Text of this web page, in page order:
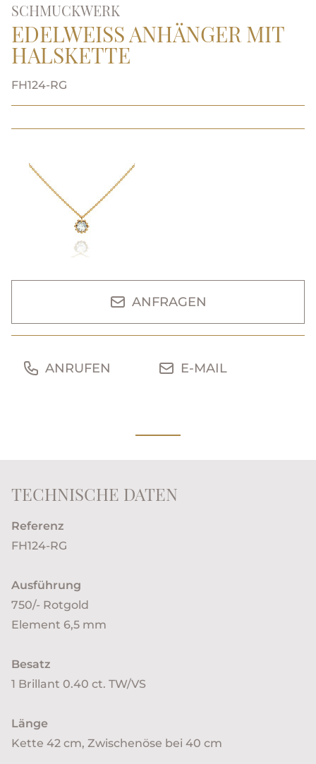
SCHMUCKWERK
EDELWEISS ANHÄNGER MIT H
ALSKETTE
FH124-RG
ANFRAGEN
ANRUFEN E-MAIL
TECHNISCHE DATEN
Referenz
FH124-RG
Ausführung
750/- Rotgold
Element 6,5 mm
Besatz
1 Brillant 0.40 ct. TW/VS
Länge
Kette 42 cm, Zwischenöse bei 40 cm